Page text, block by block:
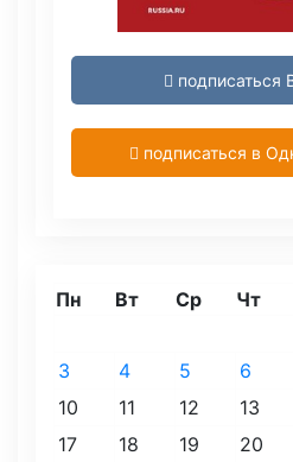
подписаться
подписаться в
Пн Вт Ср Чт
3
4 5 6
10
11 12 13
17
18 19 20